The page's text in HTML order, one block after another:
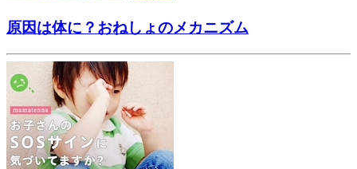
原因は体に？おねしょのメカニズム